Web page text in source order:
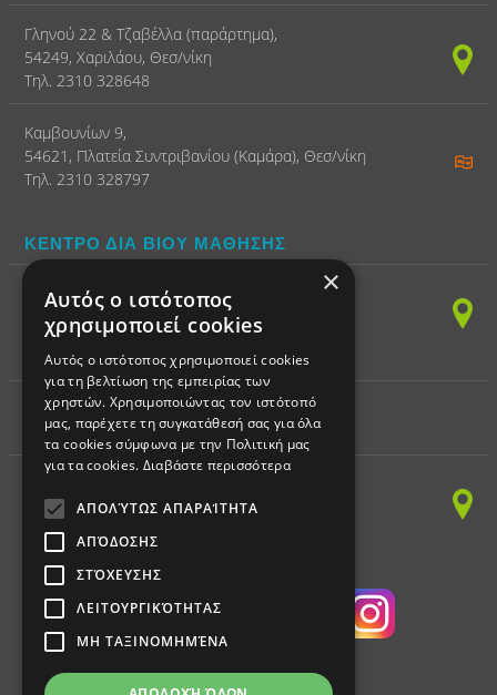
Γληνού 22 & Τζαβέλλα (παράρτημα),
54249, Χαριλάου, Θεσ/νίκη
Τηλ. 2310 328648
Καμβουνίων 9,
54621, Πλατεία Συντριβανίου (Καμάρα), Θεσ/νίκη
Τηλ. 2310 328797
ΚΕΝΤΡΟ ΔΙΑ ΒΙΟΥ ΜΑΘΗΣΗΣ
(ΠΛΗΡΟΦΟΡΙΚΗ)
Παπαναστασίου 150,
54249, Χαριλάου, Θεσ/νίκη
Τηλ. 2310 328797 - Fax 2310 328898
ΕΚΠΑΙΔΕΥΤΙΚΗ ΡΟΜΠΟΤΙΚΗ
Παπαναστασίου 150,
54249, Χαριλάου, Θεσ/νίκη
Τηλ. 2310 328797 - Fax 2310 328898
Email: central@idrogios.com
×
Αυτός ο ιστότοπος
χρησιμοποιεί cookies
Αυτός ο ιστότοπος χρησιμοποιεί cookies
για τη βελτίωση της εμπειρίας των
χρηστών. Χρησιμοποιώντας τον ιστότοπό
μας, παρέχετε τη συγκατάθεσή σας για όλα
τα cookies σύμφωνα με την Πολιτική μας
για τα cookies. Διαβάστε περισσότερα
ΑΠΟΛΎΤΩΣ ΑΠΑΡΑΊΤΗΤΑ
ΑΠΌΔΟΣΗΣ
ΣΤΌΧΕΥΣΗΣ
ΛΕΙΤΟΥΡΓΙΚΌΤΗΤΑΣ
ΜΗ ΤΑΞΙΝΟΜΗΜΈΝΑ